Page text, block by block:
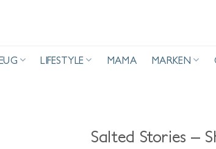
LIFESTYLE MAMA MARKEN
Salted Stories –